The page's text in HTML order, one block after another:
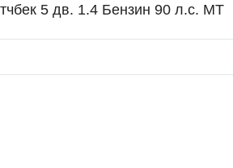
5 дв. 1.4 Бензин 90 л.с. MT